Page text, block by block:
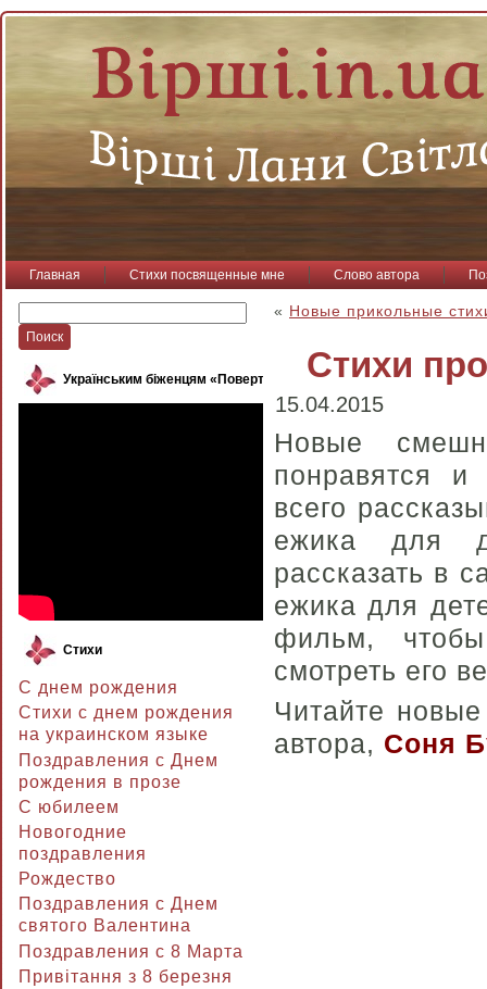
Главная Стихи посвященные мне Слово автора
Українським біженцям «Повертайся, пташко»
Стихи
С днем рождения
Стихи с днем рождения
на украинском языке
Поздравления с Днем
рождения в прозе
C юбилеем
Новогодние
поздравления
Рождество
Поздравления с Днем
святого Валентина
Поздравления с 8 Марта
Привітання з 8 березня
« Новые прикольные
Стихи
15.04.2015
Новые
понравятся
всего
ежика для
рассказать в
ежика для
фильм,
смотреть его
Читайте
автора, Соня